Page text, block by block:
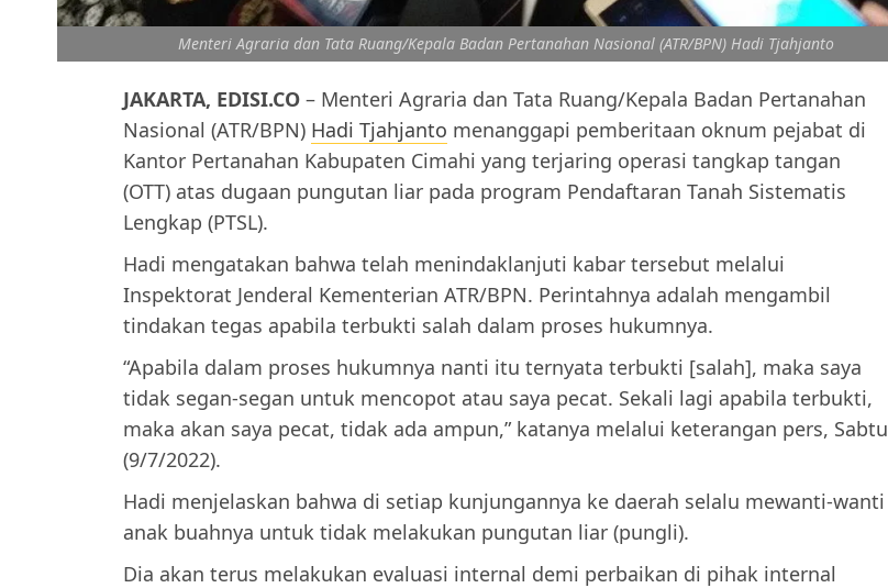
Menteri Agraria dan Tata Ruang/Kepala Badan Pertanahan Nasional (ATR/BPN) Hadi Tjahjanto
JAKARTA, EDISI.CO – Menteri Agraria dan Tata Ruang/Kepala Badan Pertanahan
Nasional (ATR/BPN) Hadi Tjahjanto menanggapi pemberitaan oknum pejabat di
Kantor Pertanahan Kabupaten Cimahi yang terjaring operasi tangkap tangan
(OTT) atas dugaan pungutan liar pada program Pendaftaran Tanah Sistematis
Lengkap (PTSL).
Hadi mengatakan bahwa telah menindaklanjuti kabar tersebut melalui
Inspektorat Jenderal Kementerian ATR/BPN. Perintahnya adalah mengambil
tindakan tegas apabila terbukti salah dalam proses hukumnya.
“Apabila dalam proses hukumnya nanti itu ternyata terbukti [salah], maka saya
tidak segan-segan untuk mencopot atau saya pecat. Sekali lagi apabila terbukti,
maka akan saya pecat, tidak ada ampun,” katanya melalui keterangan pers, Sabtu
(9/7/2022).
Hadi menjelaskan bahwa di setiap kunjungannya ke daerah selalu mewanti-wanti
anak buahnya untuk tidak melakukan pungutan liar (pungli).
Dia akan terus melakukan evaluasi internal demi perbaikan di pihak internal